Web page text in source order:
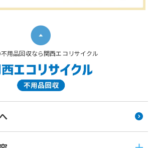
用品回収なら関西エコリサイクル